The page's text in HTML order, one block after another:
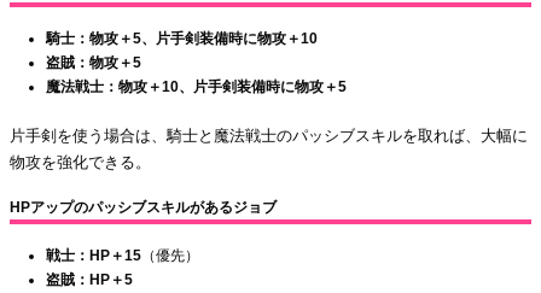
騎士：物攻＋5、片手剣装備時に物攻＋10
盗賊：物攻＋5
魔法戦士：物攻＋10、片手剣装備時に物攻＋5
片手剣を使う場合は、騎士と魔法戦士のパッシブスキルを取れば、大幅に
物攻を強化できる。
HPアップのパッシブスキルがあるジョブ
戦士：HP＋15 （優先）
盗賊：HP＋5